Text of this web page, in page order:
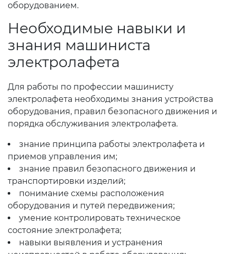
оборудованием.
Необходимые навыки и
знания машиниста
электролафета
Для работы по профессии машинисту
электролафета необходимы знания устройства
оборудования, правил безопасного движения и
порядка обслуживания электролафета.
знание принципа работы электролафета и
приемов управления им;
знание правил безопасного движения и
транспортировки изделий;
понимание схемы расположения
оборудования и путей передвижения;
умение контролировать техническое
состояние электролафета;
навыки выявления и устранения